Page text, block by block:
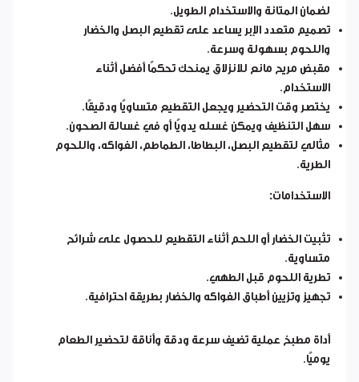
لضمان المتانة والاستخدام الطويل.
تصميم متعدد الإبر يساعد على تقطيع البصل والخضار
واللحوم بسهولة وسرعة.
مقبض مريح مانع للانزلاق يمنحك تحكمًا أفضل أثناء
الاستخدام.
يختصر وقت التحضير ويجعل التقطيع متساويًا ودقيقًا.
سهل التنظيف ويمكن غسله يدويًا أو في غسالة الصحون.
مثالي لتقطيع البصل، البطاطا، الطماطم، الفواكه، واللحوم
الطرية.
الاستخدامات:
تثبيت الخضار أو اللحم أثناء التقطيع للحصول على شرائح
متساوية.
تطرية اللحوم قبل الطهي.
تجهيز وتزيين أطباق الفواكه والخضار بطريقة احترافية.
أداة مطبخ عملية تضيف سرعة ودقة وأناقة لتحضير الطعام
يوميًا.